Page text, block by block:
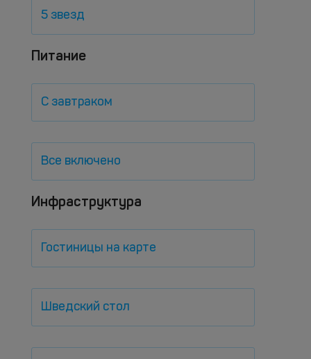
5 звезд
Питание
С завтраком
Все включено
Инфраструктура
Гостиницы на карте
Шведский стол